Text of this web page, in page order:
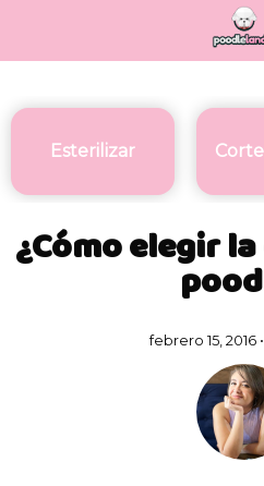
Esterilizar
¿Cómo elegir
febrero 15, 2016 •